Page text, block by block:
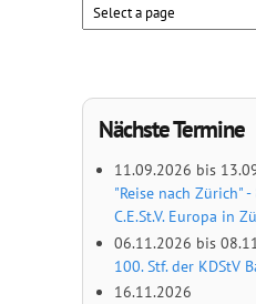
Nächste Termine
11.09.2026 bis
"Reise nach Zürich" -
C.E.St.V. Europa in
06.11.2026 bis
100. Stf. der KDStV
16.11.2026